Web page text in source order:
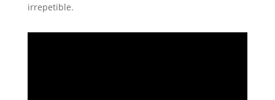
irrepetible.